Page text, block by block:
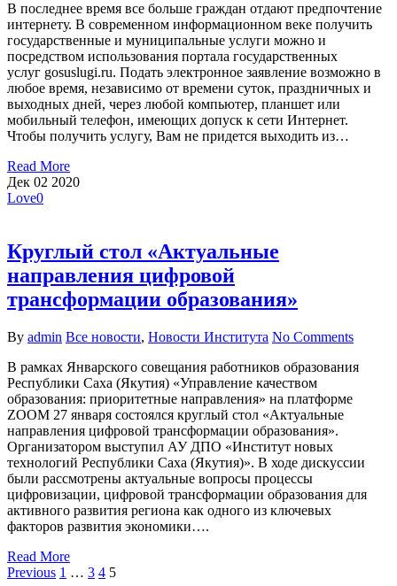
В последнее время все больше граждан отдают предпочтение
интернету. В современном информационном веке получить
государственные и муниципальные услуги можно и
посредством использования портала государственных
услуг gosuslugi.ru. Подать электронное заявление возможно в
любое время, независимо от времени суток, праздничных и
выходных дней, через любой компьютер, планшет или
мобильный телефон, имеющих допуск к сети Интернет.
Чтобы получить услугу, Вам не придется выходить из…
Read More
Дек 02 2020
Love0
Круглый стол «Актуальные
направления цифровой
трансформации образования»
By admin Все новости, Новости Института No Comments
В рамках Январского совещания работников образования
Республики Саха (Якутия) «Управление качеством
образования: приоритетные направления» на платформе
ZOOM 27 января состоялся круглый стол «Актуальные
направления цифровой трансформации образования».
Организатором выступил АУ ДПО «Институт новых
технологий Республики Саха (Якутия)». В ходе дискуссии
были рассмотрены актуальные вопросы процессы
цифровизации, цифровой трансформации образования для
активного развития региона как одного из ключевых
факторов развития экономики….
Read More
Previous 1 … 3 4 5